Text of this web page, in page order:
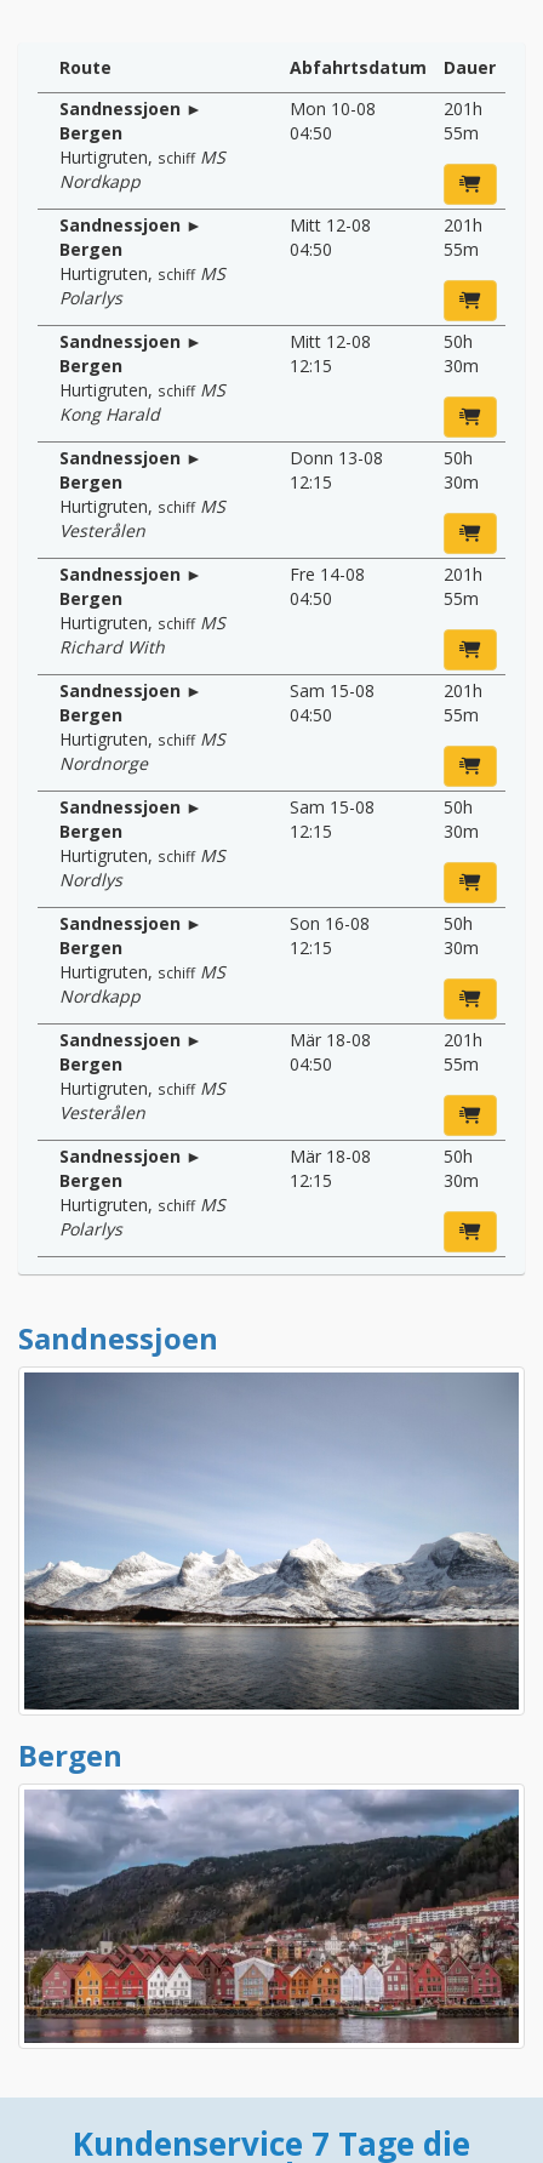
Route Abfahrtsdatum
Dauer
Sandnessjoen ►
Bergen
Hurtigruten, schiff MS
Nordkapp
Mon 10-08
04:50
201h
55m
Sandnessjoen ►
Bergen
Hurtigruten, schiff MS
Polarlys
Mitt 12-08
04:50
201h
55m
Sandnessjoen ►
Bergen
Hurtigruten, schiff MS
Kong Harald
Mitt 12-08
12:15
50h
30m
Sandnessjoen ►
Bergen
Hurtigruten, schiff MS
Vesterålen
Donn 13-08
12:15
50h
30m
Sandnessjoen ►
Bergen
Hurtigruten, schiff MS
Richard With
Fre 14-08
04:50
201h
55m
Sandnessjoen ►
Bergen
Hurtigruten, schiff MS
Nordnorge
Sam 15-08
04:50
201h
55m
Sandnessjoen ►
Bergen
Hurtigruten, schiff MS
Nordlys
Sam 15-08
12:15
50h
30m
Sandnessjoen ►
Bergen
Hurtigruten, schiff MS
Nordkapp
Son 16-08
12:15
50h
30m
Sandnessjoen ►
Bergen
Hurtigruten, schiff MS
Vesterålen
Mär 18-08
04:50
201h
55m
Sandnessjoen ►
Bergen
Hurtigruten, schiff MS
Polarlys
Mär 18-08
12:15
50h
30m
Sandnessjoen
Bergen
Kundenservice 7 Tage die